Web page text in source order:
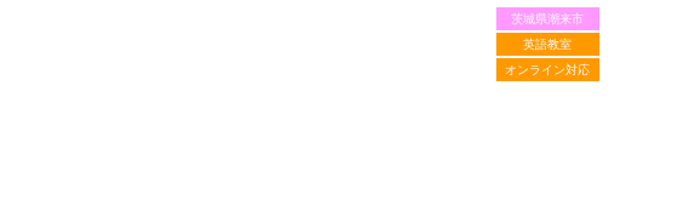
茨城県潮来市
英語教室
オンライン対応